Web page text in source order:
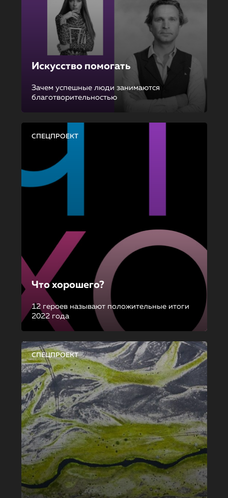
Искусство помогать
Зачем успешные люди занимаются
благотворительностью
СПЕЦПРОЕКТ
Что хорошего?
12 героев называют положительные итоги
2022 года
СПЕЦПРОЕКТ